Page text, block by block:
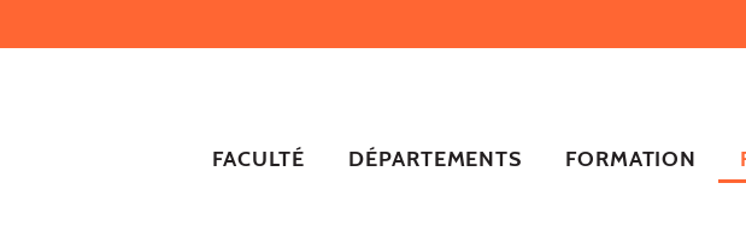
FACULTÉ DÉPARTEMENTS FORMATION